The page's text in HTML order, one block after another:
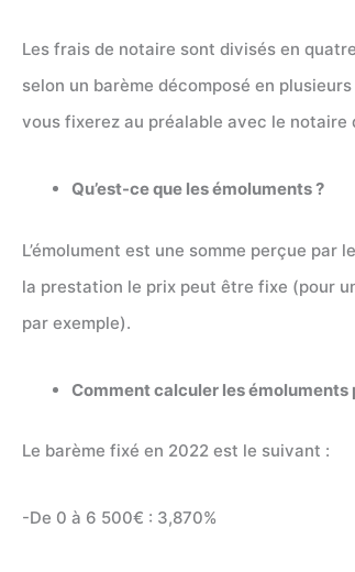
Les frais de notaire sont divisés en
selon un barème décomposé en
vous fixerez au préalable avec le notaire
Qu’est-ce que les émoluments ?
L’émolument est une somme perçue par le
la prestation le prix peut être fixe (pour
par exemple).
Comment calculer les émoluments
Le barème fixé en 2022 est le suivant :
-De 0 à 6 500€ : 3,870%